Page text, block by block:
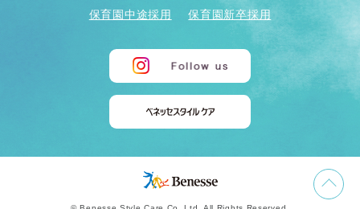
保育園中途採用 保育園新卒採用